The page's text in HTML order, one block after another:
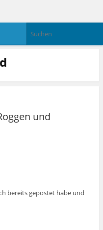
und
bereits gepostet habe und